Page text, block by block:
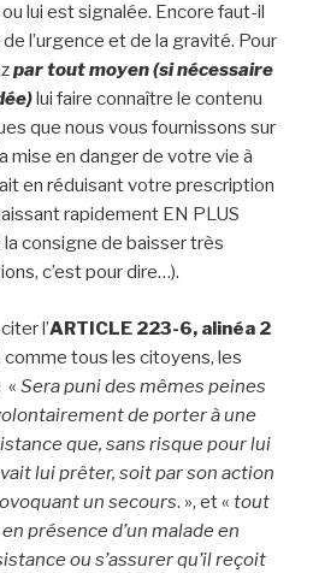
lui est signalée. Encore faut-il
l’urgence et de la gravité. Pour
par tout moyen(si nécessaire
lui faire connaître le contenu
que nous vous fournissons sur
mise en danger de votre vie à
en réduisant votre prescription
rapidement EN PLUS
la consigne de baisser très
c’est pour dire…).
l’ARTICLE 223-6, alinéa 2
comme tous les citoyens, les
« Sera puni des mêmes peines
de porter à une
que, sans risque pour lui
lui prêter, soit par son action
un secours. », et « tout
présence d’un malade en
ou s’assurer qu’il reçoit